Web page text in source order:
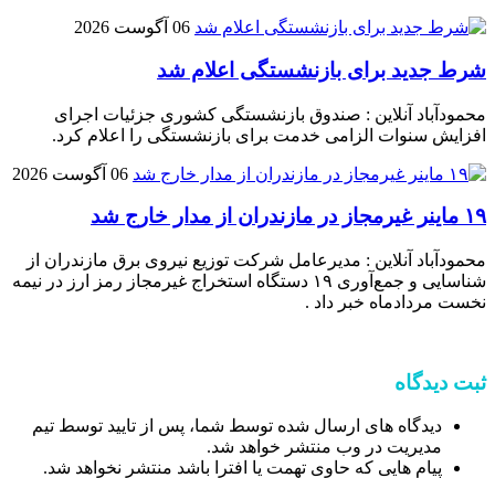
06 آگوست 2026
شرط جدید برای بازنشستگی اعلام شد
محمودآباد آنلاین : صندوق بازنشستگی کشوری جزئیات اجرای
افزایش سنوات الزامی خدمت برای بازنشستگی را اعلام کرد.
06 آگوست 2026
۱۹ ماینر غیرمجاز در مازندران از مدار خارج شد
محمودآباد آنلاین : مدیرعامل شرکت توزیع نیروی برق مازندران از
شناسایی و جمع‌آوری ۱۹ دستگاه استخراج غیرمجاز رمز ارز در نیمه
نخست مردادماه خبر داد .
ثبت دیدگاه
دیدگاه های ارسال شده توسط شما، پس از تایید توسط تیم
مدیریت در وب منتشر خواهد شد.
پیام هایی که حاوی تهمت یا افترا باشد منتشر نخواهد شد.